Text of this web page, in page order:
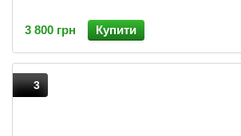
3 800 грн Купити
3